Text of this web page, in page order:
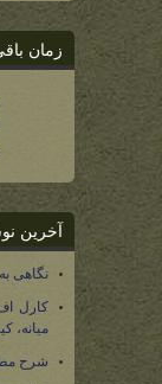
زمان
آخرین
نگاهی
کارل
میانه،
شرح